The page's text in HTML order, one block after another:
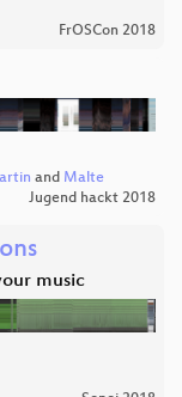
FrOSCon 2018
and Malte
Jugend hackt 2018
music